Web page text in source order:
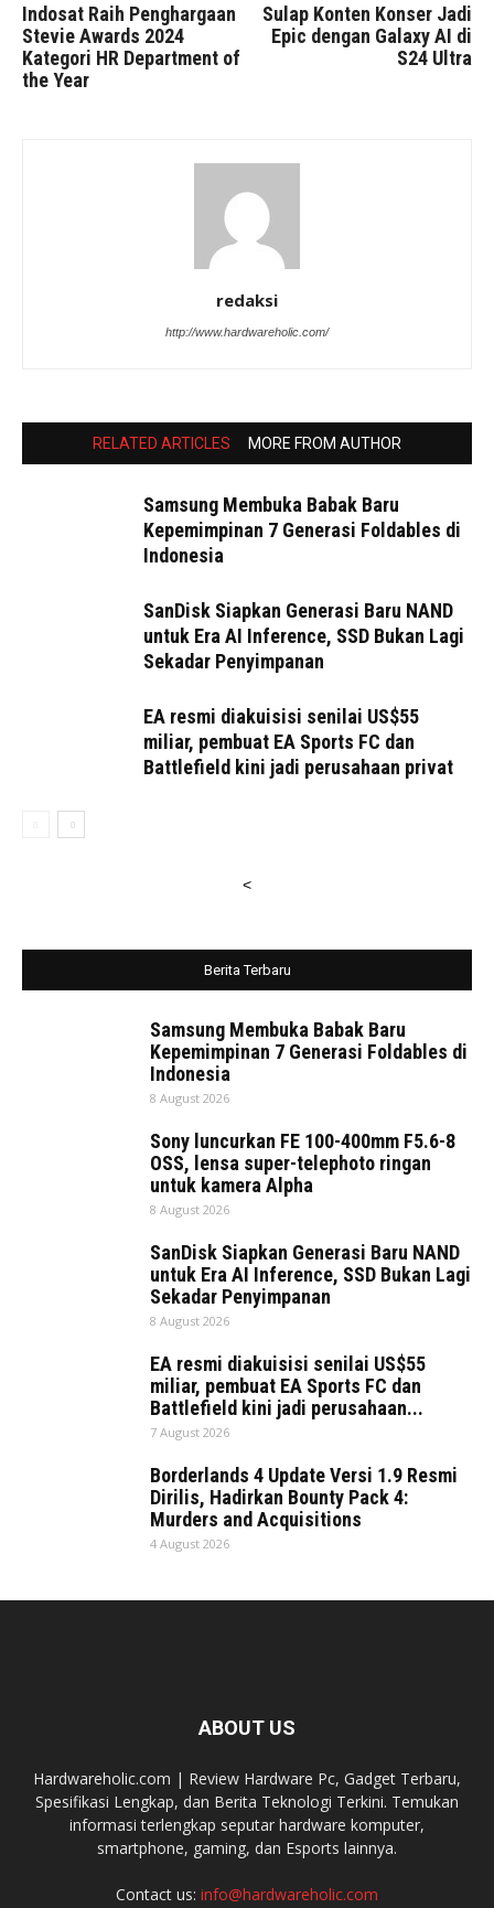
Indosat Raih Penghargaan
Stevie Awards 2024
Kategori HR Department of
the Year
Sulap Konten Konser Jadi
Epic dengan Galaxy AI di
S24 Ultra
redaksi
http://www.hardwareholic.com/
RELATED ARTICLES MORE FROM AUTHOR
Samsung Membuka Babak Baru
Kepemimpinan 7 Generasi Foldables di
Indonesia
SanDisk Siapkan Generasi Baru NAND
untuk Era AI Inference, SSD Bukan Lagi
Sekadar Penyimpanan
EA resmi diakuisisi senilai US$55
miliar, pembuat EA Sports FC dan
Battlefield kini jadi perusahaan privat
<
Berita Terbaru
Samsung Membuka Babak Baru
Kepemimpinan 7 Generasi Foldables di
Indonesia
8 August 2026
Sony luncurkan FE 100-400mm F5.6-8
OSS, lensa super-telephoto ringan
untuk kamera Alpha
8 August 2026
SanDisk Siapkan Generasi Baru NAND
untuk Era AI Inference, SSD Bukan Lagi
Sekadar Penyimpanan
8 August 2026
EA resmi diakuisisi senilai US$55
miliar, pembuat EA Sports FC dan
Battlefield kini jadi perusahaan...
7 August 2026
Borderlands 4 Update Versi 1.9 Resmi
Dirilis, Hadirkan Bounty Pack 4:
Murders and Acquisitions
4 August 2026
ABOUT US
Hardwareholic.com | Review Hardware Pc, Gadget Terbaru,
Spesifikasi Lengkap, dan Berita Teknologi Terkini. Temukan
informasi terlengkap seputar hardware komputer,
smartphone, gaming, dan Esports lainnya.
Contact us: info@hardwareholic.com